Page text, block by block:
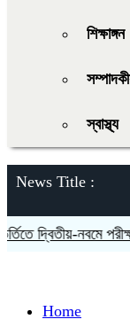
শিক্ষাঙ্গন
স্বাস্থ্য
News Title :
দ্বিতীয়-নবমে পরীক্ষা,
Home